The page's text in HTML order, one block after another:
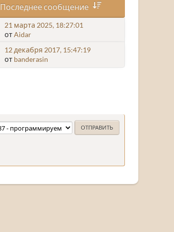
Последнее сообщение
21 марта 2025, 18:27:01
отAidar
12 декабря 2017, 15:47:19
от banderasin